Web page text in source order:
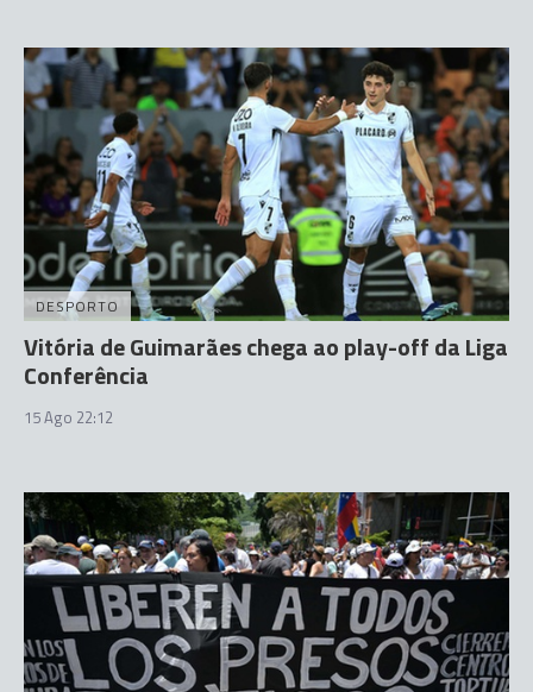
DESPORTO
Vitória de Guimarães chega ao play-off da Liga
Conferência
15 Ago 22:12